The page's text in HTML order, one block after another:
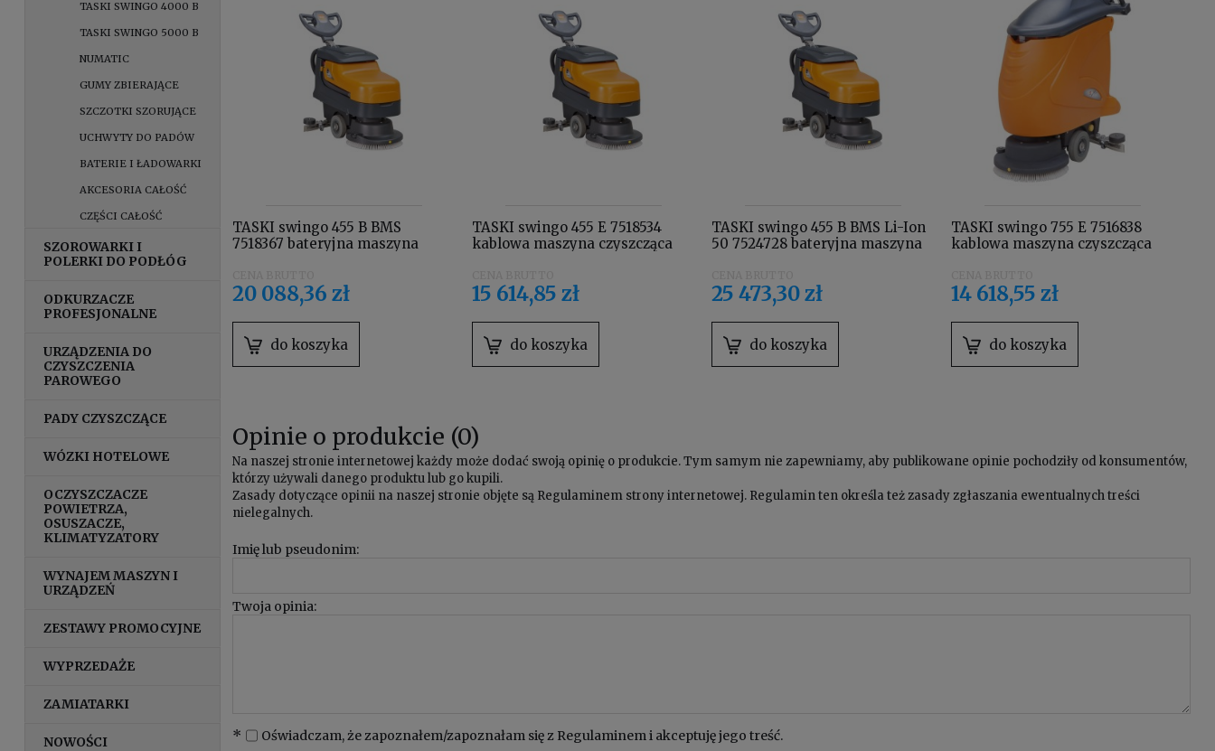
TASKI SWINGO 4000 B
TASKI SWINGO 5000 B
NUMATIC
GUMY ZBIERAJĄCE
SZCZOTKI SZORUJĄCE
UCHWYTY DO PADÓW
BATERIE I ŁADOWARKI
AKCESORIA CAŁOŚĆ
CZĘŚCI CAŁOŚĆ
SZOROWARKI I
POLERKI DO PODŁÓG
ODKURZACZE
PROFESJONALNE
URZĄDZENIA DO
CZYSZCZENIA
PAROWEGO
PADY CZYSZCZĄCE
WÓZKI HOTELOWE
OCZYSZCZACZE
POWIETRZA,
OSUSZACZE,
KLIMATYZATORY
WYNAJEM MASZYN I
URZĄDZEŃ
ZESTAWY PROMOCYJNE
WYPRZEDAŻE
ZAMIATARKI
NOWOŚCI
TASKI swingo 455 B BMS
7518367 bateryjna maszyna
prostownik wbudowany,
szczotkę szorującą i uchwyt
padów
20 088,36 zł
do koszyka
TASKI swingo 455 E 7518534
kablowa maszyna czyszcząca
15 614,85 zł
do koszyka
TASKI swingo 455 B BMS Li-Ion
50 7524728 bateryjna maszyna
prostownik wbudowany,
szczotkę szorującą i uchwyt
padów
25 473,30 zł
do koszyka
TASKI swingo 755 E 7516838
kablowa maszyna czyszcząca
14 618,55 zł
do koszyka
Opinie o produkcie (0)
Na naszej stronie internetowej każdy może dodać swoją opinię o produkcie. Tym samym nie zapewniamy, aby publikowane opinie pochodziły od konsumentów,
którzy używali danego produktu lub go kupili.
Zasady dotyczące opinii na naszej stronie objęte są Regulaminem strony internetowej. Regulamin ten określa też zasady zgłaszania ewentualnych treści
nielegalnych.
Imię lub pseudonim:
Twoja opinia:
* Oświadczam, że zapoznałem/zapoznałam się z Regulaminemi akceptuję jego treść.